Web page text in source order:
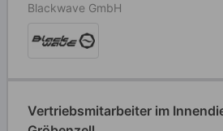
Blackwave GmbH
Vertriebsmitarbeiter im